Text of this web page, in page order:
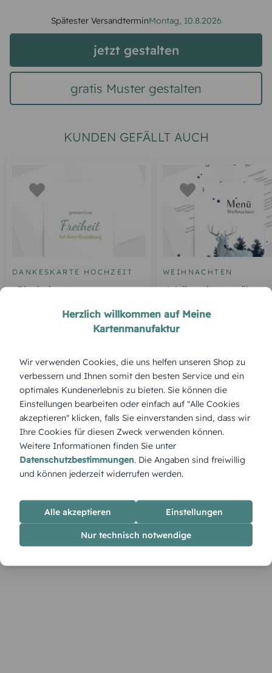
Spätester VersandterminMontag, 10.8.2026
jetzt gestalten
gratis Muster gestalten
KUNDEN GEFÄLLT AUCH
DANKESKARTE HOCHZEIT
Blankokarte
WEIHNACHTEN
Weihnachtsmenükarte
ÜBERBLICK:
Produktbeschreibung
'Weihnachtshaus' – ein liebevoll dekoriertes Haus mit
funkelnden Lichtern, das wie aus einem Wintermärchen
entsprungen wirkt.
Herzlich willkommen auf Meine
Kartenmanufaktur
Wir verwenden Cookies, die uns helfen unseren Shop zu
verbessern und Ihnen somit den besten Service und ein
optimales Kundenerlebnis zu bieten. Sie können die
Einstellungen bearbeiten oder einfach auf "Alle Cookies
akzeptieren" klicken, falls Sie einverstanden sind, dass wir
Ihre Cookies für diesen Zweck verwenden können.
Weitere Informationen finden Sie unter
Datenschutzbestimmungen. Die Angaben sind freiwillig
und können jederzeit widerrufen werden.
Alle akzeptieren Einstellungen
Nur technisch notwendige